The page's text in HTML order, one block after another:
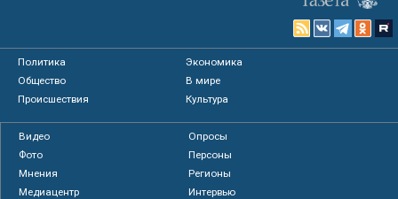
Политика
Экономика
Общество
В мире
Происшествия
Культура
Видео
Опросы
Фото
Персоны
Мнения
Регионы
Медиацентр
Интервью